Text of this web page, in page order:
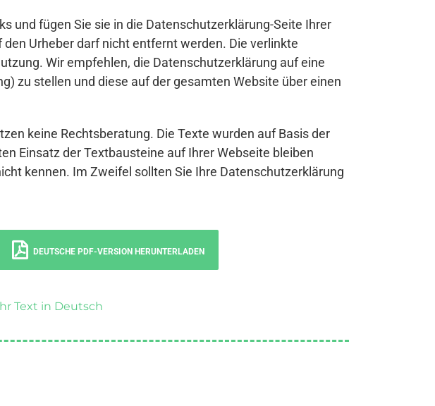
und fügen Sie sie in die Datenschutzerklärung-Seite Ihrer
Urheber darf nicht entfernt werden. Die verlinkte
Wir empfehlen, die Datenschutzerklärung auf eine
zu stellen und diese auf der gesamten Website über einen
keine Rechtsberatung. Die Texte wurden auf Basis der
Einsatz der Textbausteine auf Ihrer Webseite bleiben
kennen. Im Zweifel sollten Sie Ihre Datenschutzerklärung
DEUTSCHE PDF-VERSION HERUNTERLADEN
Text in Deutsch